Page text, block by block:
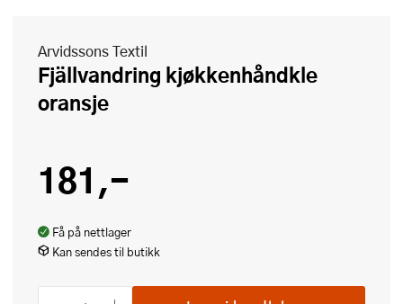
Arvidssons Textil
Fjällvandring kjøkkenhåndkle
oransje
181,-
Få på nettlager
Kan sendes til butikk